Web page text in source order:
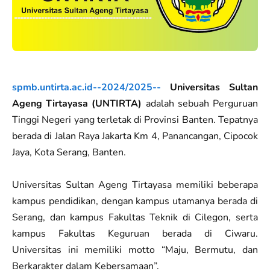
spmb.untirta.ac.id--2024/2025--
Universitas Sultan
Ageng Tirtayasa (UNTIRTA) adalah sebuah Perguruan
Tinggi Negeri yang terletak di Provinsi Banten. Tepatnya
berada di Jalan Raya Jakarta Km 4, Panancangan, Cipocok
Jaya, Kota Serang, Banten.
Universitas Sultan Ageng Tirtayasa memiliki beberapa
kampus pendidikan, dengan kampus utamanya berada di
Serang, dan kampus Fakultas Teknik di Cilegon, serta
kampus Fakultas Keguruan berada di Ciwaru.
Universitas ini memiliki motto “Maju, Bermutu, dan
Berkarakter dalam Kebersamaan”.